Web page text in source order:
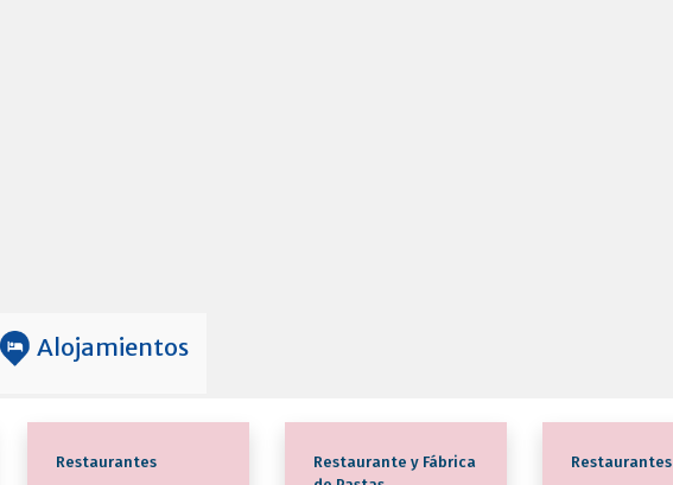
Alojamientos
Restaurantes
Restaurante y Fábrica
Restaurantes